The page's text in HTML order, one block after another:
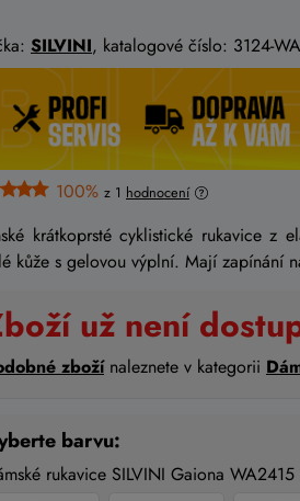
SILVINI, katalogové číslo: 3124-
100% z 1 hodnocení
krátkoprsté cyklistické rukavice z
kůže s gelovou výplní. Mají zapínání
už není
zbožínaleznete v kategorii
barvu:
rukavice SILVINI Gaiona